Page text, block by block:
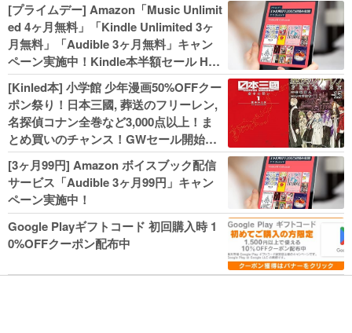
[プライムデー] Amazon「Music Unlimit
ed 4ヶ月無料」「Kindle Unlimited 3ヶ
月無料」「Audible 3ヶ月無料」キャン
ペーン実施中！Kindle本半額セール HU
NTER×HUNTERなど集英社、無職転生,
幼女戦記などKADOKAWA、キャプテン
翼100円セールも！
[Kinled本] 小学館 少年漫画50%OFFクー
ポン祭り！日本三國, 葬送のフリーレン,
名探偵コナン全巻など3,000点以上！ま
とめ買いのチャンス！GWセール開始！
人気コミック多数 カドカワ祭やIT関連本
がセールに！
[3ヶ月99円] Amazon ボイスブック配信
サービス「Audible 3ヶ月99円」キャン
ペーン実施中！
Google Playギフトコード 初回購入時 1
0%OFFクーポン配布中